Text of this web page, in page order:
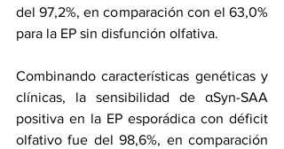
del 97,2%, en comparación con el 63,0%
para la EP sin disfunción olfativa.
Combinando características genéticas y
clínicas, la sensibilidad de αSyn-SAA
positiva en la EP esporádica con déficit
olfativo fue del 98,6%, en comparación